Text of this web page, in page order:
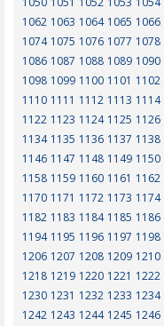
1062 1063 1064 1065 1066
1074 1075 1076 1077 1078
1086 1087 1088 1089 1090
1098 1099 1100 1101 1102
1110 1111 1112 1113 1114
1122 1123 1124 1125 1126
1134 1135 1136 1137 1138
1146 1147 1148 1149 1150
1158 1159 1160 1161 1162
1170 1171 1172 1173 1174
1182 1183 1184 1185 1186
1194 1195 1196 1197 1198
1206 1207 1208 1209 1210
1218 1219 1220 1221 1222
1230 1231 1232 1233 1234
1242 1243 1244 1245 1246